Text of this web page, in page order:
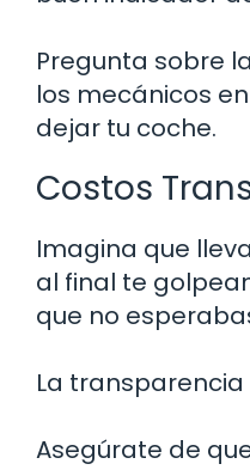
Pregunta sobre
los mecánicos
dejar tu coche.
Costos
Imagina que
al final te
que no
La
Asegúrate de